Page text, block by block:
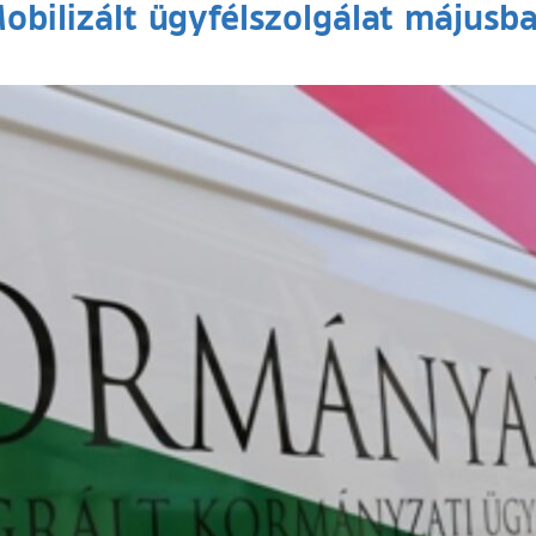
ügyfélszolgálat